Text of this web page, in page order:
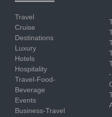
Travel
Cruise
Destinations
Luxury
Hotels
Hospitality
Travel-Food-
Beverage
Events
Business-Travel